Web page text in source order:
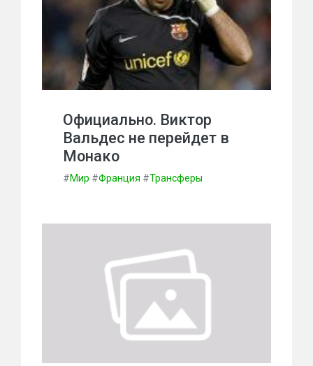
Официально. Виктор
Вальдес не перейдет в
Монако
#Мир #Франция #Трансферы